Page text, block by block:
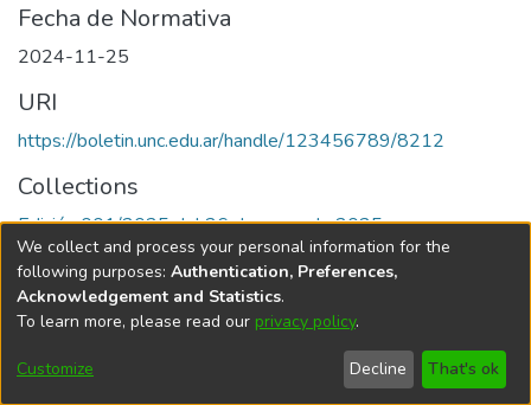
Fecha de Normativa
2024-11-25
URI
https://boletin.unc.edu.ar/handle/123456789/8212
Collections
Edición 001/2025 del 26 de mayo de 2025
Universidad Nacional de Córdoba
We collect and process your personal information for the
following purposes: Authentication, Preferences,
Acknowledgement and Statistics.
To learn more, please read our privacy policy.
Customize Decline That's ok